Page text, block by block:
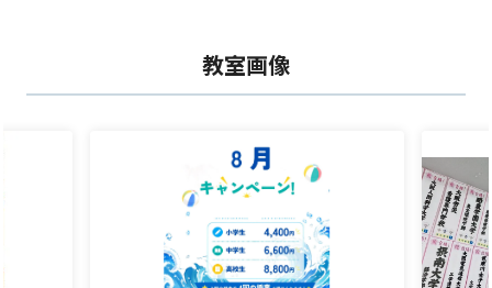
8月中にご入会の方に、4回分の授業を無料プレゼ
ント！
※上記の月別キャンペーンとの併用は出来ません。
三日市教室のデジタルパンフはこちら！
無料体験授業、受付中！
教室画像